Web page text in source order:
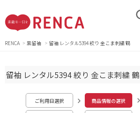
RENCA 黒留袖 留袖 レンタル5394 絞り 金こま刺繍 鶴
留袖 レンタル5394 絞り 金こま刺繍 鶴
ご利用日選択 商品情報の選択